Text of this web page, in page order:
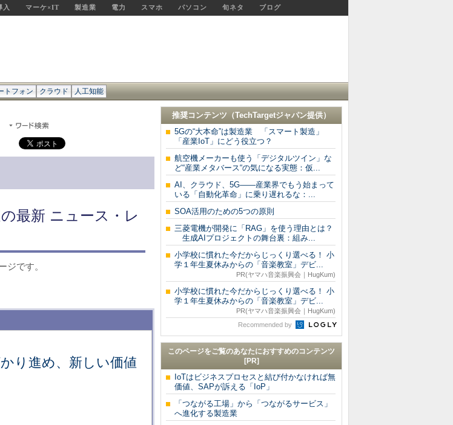
入 マーケ×IT 製造業 電力 スマホ パソコン 旬ネタ ブログ
トフォン クラウド 人工知能
最新 ニュース・レ
ジです。
り進め、新しい価値
推奨コンテンツ（TechTargetジャパン提供）
5Gの“大本命”は製造業 「スマート製造」
「産業IoT」にどう役立つ？
航空機メーカーも使う「デジタルツイン」な
ど“産業メタバース“の気になる実態：仮...
AI、クラウド、5G――産業界でもう始まって
いる「自動化革命」に乗り遅れるな：...
SOA活用のための5つの原則
三菱電機が開発に「RAG」を使う理由とは？
生成AIプロジェクトの舞台裏：組み...
小学校に慣れた今だからじっくり選べる！ 小
学１年生夏休みからの「音楽教室」デビ...
PR(ヤマハ音楽振興会｜HugKum)
小学校に慣れた今だからじっくり選べる！ 小
学１年生夏休みからの「音楽教室」デビ...
PR(ヤマハ音楽振興会｜HugKum)
Recommended by
このページをご覧のあなたにおすすめのコンテンツ
[PR]
IoTはビジネスプロセスと結び付かなければ無
価値、SAPが訴える「IoP」
「つながる工場」から「つながるサービス」
へ進化する製造業